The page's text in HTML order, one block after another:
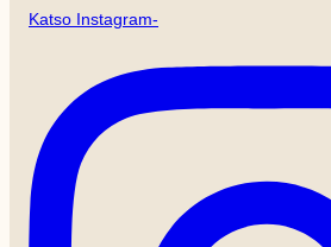
Katso Instagram-